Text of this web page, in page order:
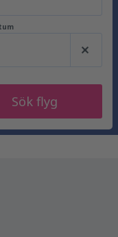
Sök flyg